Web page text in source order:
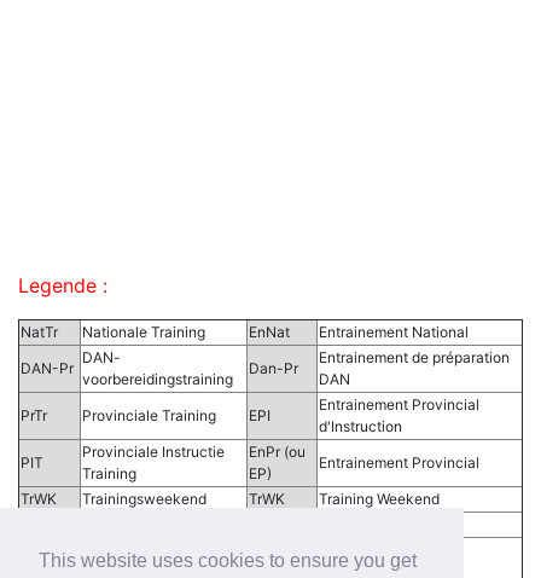
This website uses cookies to ensure you get
Legende :
NatTr Nationale Training EnNat
Entrainement National
DAN-Pr
DAN-
voorbereidingstraining
Dan-Pr
Entrainement de préparation
DAN
PrTr
Provinciale Training EPI
Entrainement Provincial
d'Instruction
PIT
Provinciale Instructie
Training
EnPr (ou
EP)
Entrainement Provincial
TrWK
Trainingsweekend TrWK
Training Weekend
PrComTr
Provinciale
competitietraining
SR Sous Réserves